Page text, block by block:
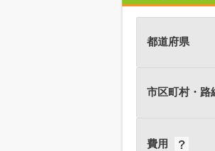
都道府県
市区町村・路
費用